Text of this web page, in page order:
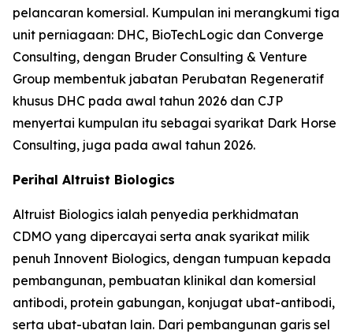
pelancaran komersial. Kumpulan ini merangkumi tiga
unit perniagaan: DHC, BioTechLogic dan Converge
Consulting, dengan Bruder Consulting & Venture
Group membentuk jabatan Perubatan Regeneratif
khusus DHC pada awal tahun 2026 dan CJP
menyertai kumpulan itu sebagai syarikat Dark Horse
Consulting, juga pada awal tahun 2026.
Perihal Altruist Biologics
Altruist Biologics ialah penyedia perkhidmatan
CDMO yang dipercayai serta anak syarikat milik
penuh Innovent Biologics, dengan tumpuan kepada
pembangunan, pembuatan klinikal dan komersial
antibodi, protein gabungan, konjugat ubat-antibodi,
serta ubat-ubatan lain. Dari pembangunan garis sel